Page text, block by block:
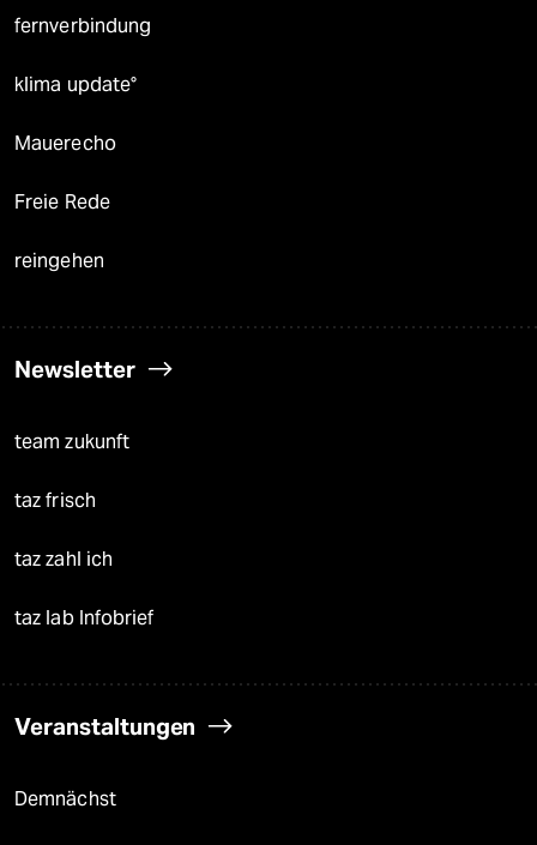
fernverbindung
klima update°
Mauerecho
Freie Rede
reingehen
Newsletter
team zukunft
taz frisch
taz zahl ich
taz lab Infobrief
Veranstaltungen
Demnächst